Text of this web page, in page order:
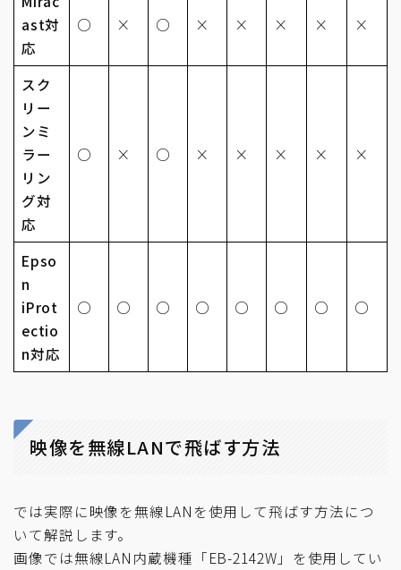
ast対
応
○ × ○ × × × × ×
スク
リー
ンミ
ラー
リン
グ対
応
○ × ○ × × × × ×
Epso
n
iProt
ectio
n対応
○ ○ ○ ○ ○ ○ ○ ○
映像を無線LANで飛ばす方法
では実際に映像を無線LANを使用して飛ばす方法につ
いて解説します。
画像では無線LAN内蔵機種「EB-2142W」を使用してい